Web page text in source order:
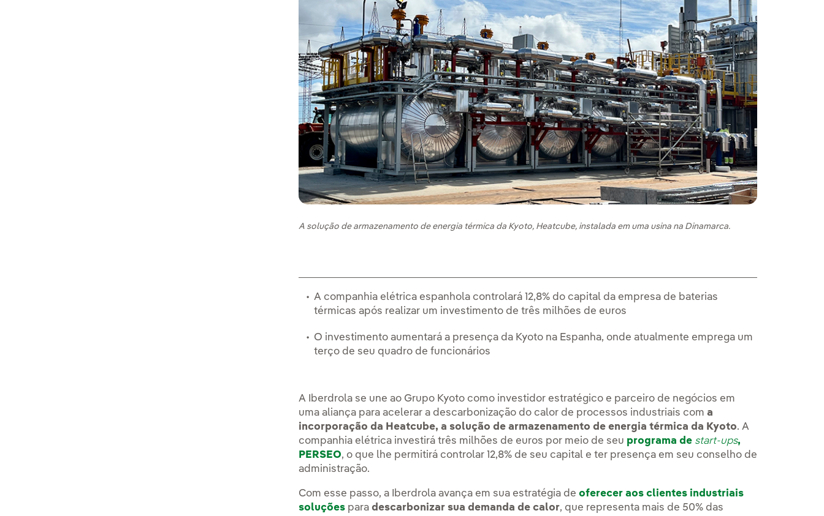
A solução de armazenamento de energia térmica da Kyoto, Heatcube, instalada em uma usina na Dinamarca.
A companhia elétrica espanhola controlará 12,8% do capital da empresa de baterias
térmicas após realizar um investimento de três milhões de euros
O investimento aumentará a presença da Kyoto na Espanha, onde atualmente emprega um
terço de seu quadro de funcionários
A Iberdrola se une ao Grupo Kyoto como investidor estratégico e parceiro de negócios em
uma aliança para acelerar a descarbonização do calor de processos industriais coma
incorporação da Heatcube, a solução de armazenamento de energia térmica da Kyoto. A
companhia elétrica investirá três milhões de euros por meio de seu programa de start-ups,
PERSEO, o que lhe permitirá controlar 12,8% de seu capital e ter presença em seu conselho de
administração.
Com esse passo, a Iberdrola avança em sua estratégia deoferecer aos clientes industriais
soluções paradescarbonizar sua demanda de calor, que representa mais de 50% das